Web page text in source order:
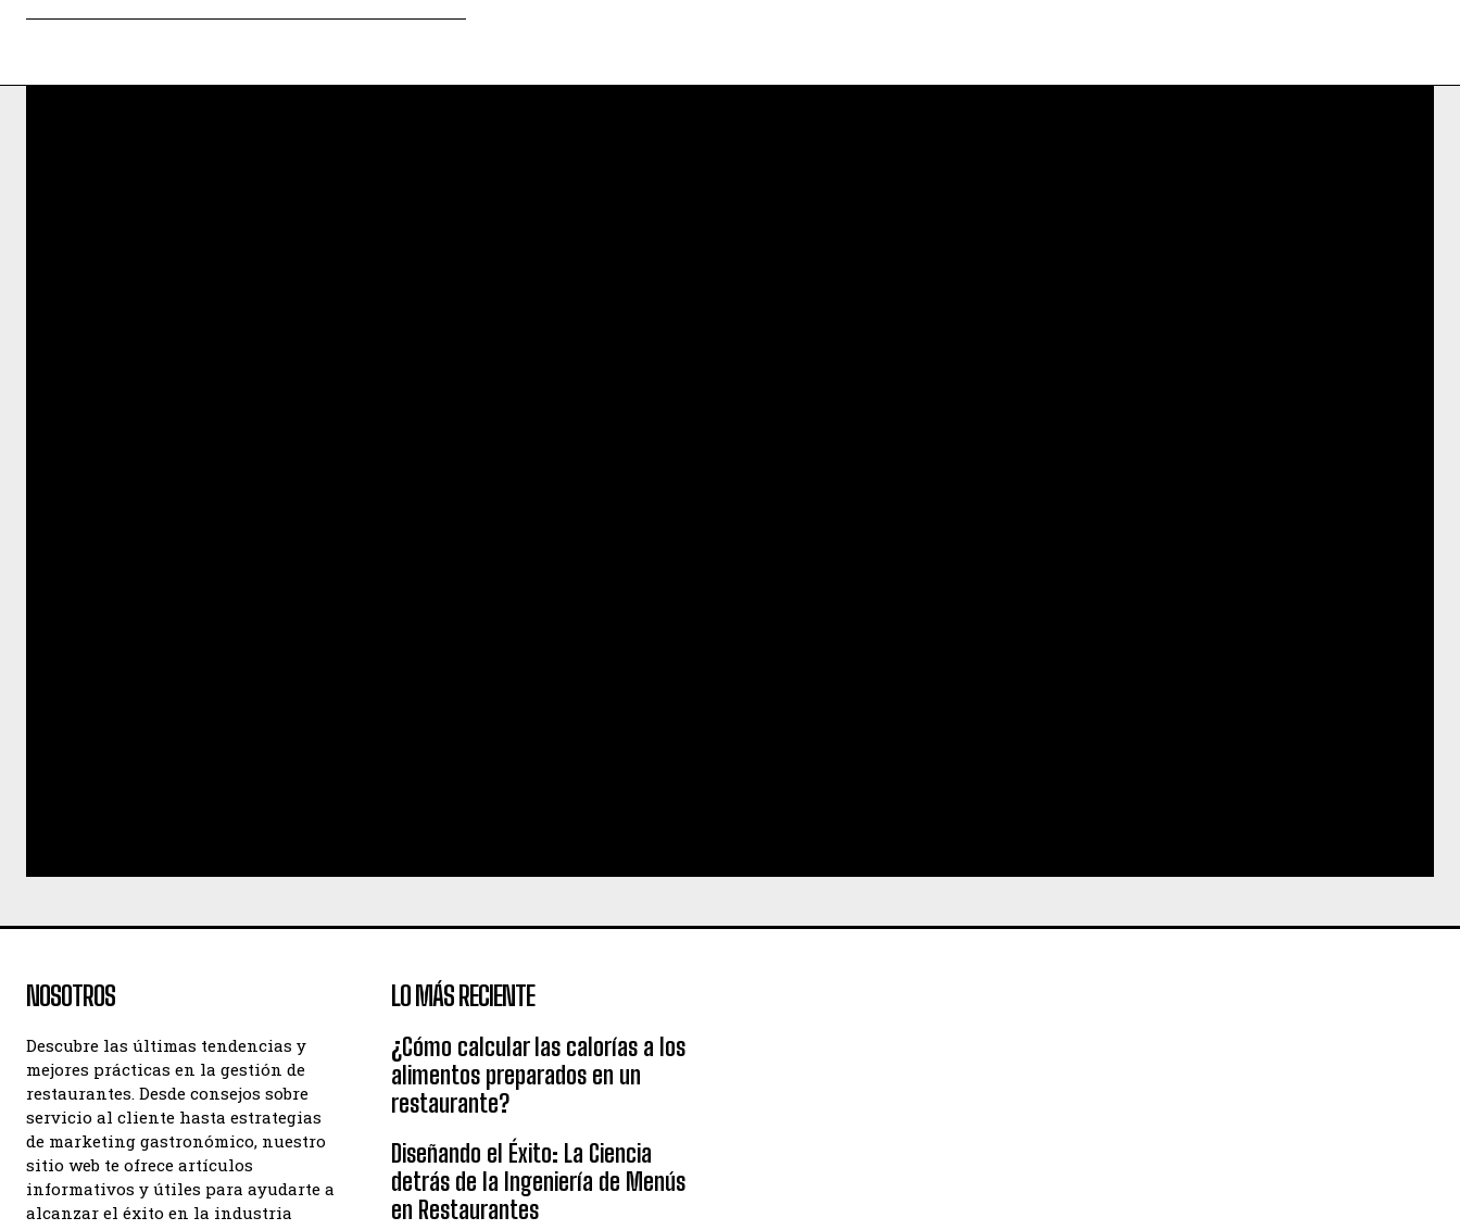
NOSOTROS
Descubre las últimas tendencias y
mejores prácticas en la gestión de
restaurantes. Desde consejos sobre
servicio al cliente hasta estrategias
de marketing gastronómico, nuestro
sitio web te ofrece artículos
informativos y útiles para ayudarte a
alcanzar el éxito en la industria
LO MÁS RECIENTE
¿Cómo calcular las calorías a los
alimentos preparados en un
restaurante?
Diseñando el Éxito: La Ciencia
detrás de la Ingeniería de Menús
en Restaurantes